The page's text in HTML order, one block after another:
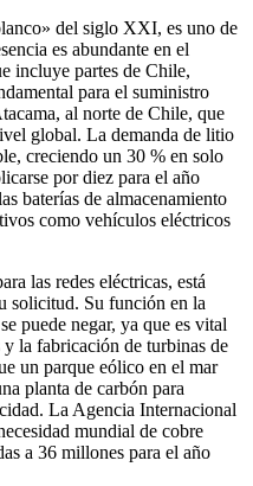
del siglo XXI, es uno de
es abundante en el
incluye partes de Chile,
para el suministro
al norte de Chile, que
global. La demanda de litio
creciendo un 30 % en solo
por diez para el año
baterías de almacenamiento
como vehículos eléctricos
las redes eléctricas, está
solicitud. Su función en la
puede negar, ya que es vital
y la fabricación de turbinas de
un parque eólico en el mar
planta de carbón para
La Agencia Internacional
mundial de cobre
a 36 millones para el año